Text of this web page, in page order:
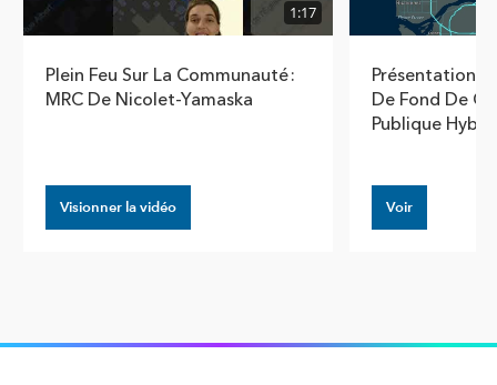
1:17
Plein Feu Sur La Communauté :
MRC De Nicolet-Yamaska
Visionner la vidéo
Présentation
De Fond De
Publique
Voir